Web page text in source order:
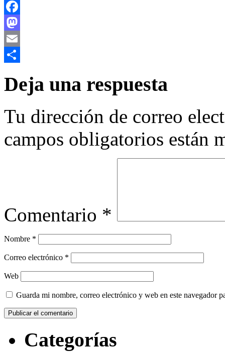
Facebook
Mastodon
Email
Deja una respuesta
Tu dirección de correo
campos obligatorios están
Comentario *
Nombre *
Correo electrónico *
Web
Guarda mi nombre, correo electrónico y web en este navegador
Categorías